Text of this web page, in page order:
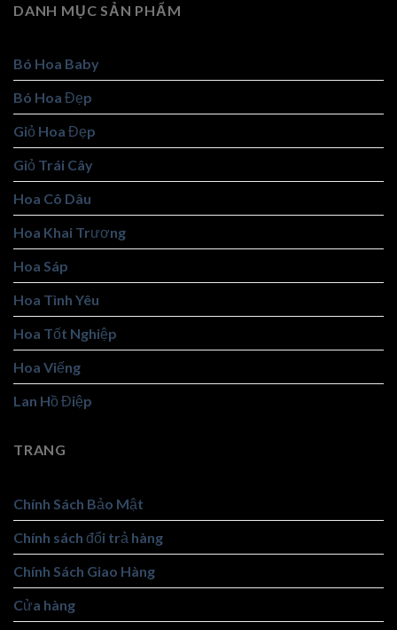
DANH MỤC SẢN PHẨM
Bó Hoa Baby
Bó Hoa Đẹp
Giỏ Hoa Đẹp
Giỏ Trái Cây
Hoa Cô Dâu
Hoa Khai Trương
Hoa Sáp
Hoa Tình Yêu
Hoa Tốt Nghiệp
Hoa Viếng
Lan Hồ Điệp
TRANG
Chính Sách Bảo Mật
Chính sách đổi trả hàng
Chính Sách Giao Hàng
Cửa hàng